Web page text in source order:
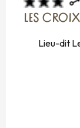
LES
Lieu-dit